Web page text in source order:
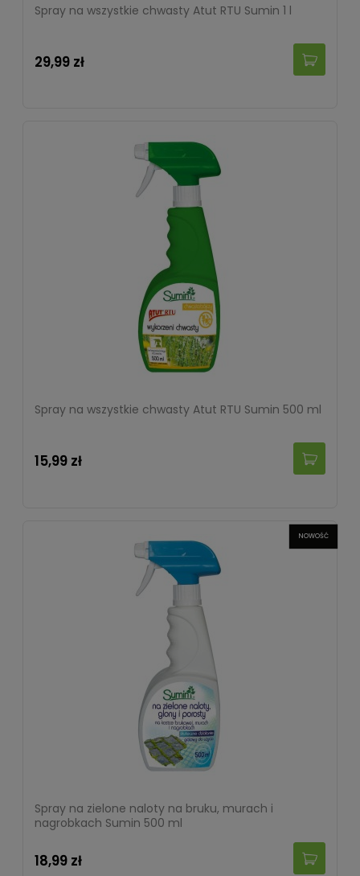
Spray na wszystkie chwasty Atut RTU Sumin 1 l
29,99 zł
Spray na wszystkie chwasty Atut RTU Sumin 500 ml
15,99 zł
Spray na zielone naloty na bruku, murach i
nagrobkach Sumin 500 ml
18,99 zł
NOWOŚĆ